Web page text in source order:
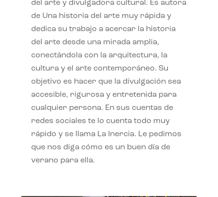
del arte y divulgadora cultural. Es autora
de Una historia del arte muy rápida y
dedica su trabajo a acercar la historia
del arte desde una mirada amplia,
conectándola con la arquitectura, la
cultura y el arte contemporáneo. Su
objetivo es hacer que la divulgación sea
accesible, rigurosa y entretenida para
cualquier persona. En sus cuentas de
redes sociales te lo cuenta todo muy
rápido y se llama La Inercia. Le pedimos
que nos diga cómo es un buen día de
verano para ella.